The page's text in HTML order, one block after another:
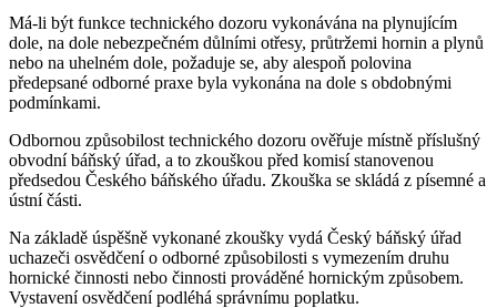
Má-li být funkce technického dozoru vykonávána na plynujícím
dole, na dole nebezpečném důlními otřesy, průtržemi hornin a plynů
nebo na uhelném dole, požaduje se, aby alespoň polovina
předepsané odborné praxe byla vykonána na dole s obdobnými
podmínkami.
Odbornou způsobilost technického dozoru ověřuje místně příslušný
obvodní báňský úřad, a to zkouškou před komisí stanovenou
předsedou Českého báňského úřadu. Zkouška se skládá z písemné a
ústní části.
Na základě úspěšně vykonané zkoušky vydá Český báňský úřad
uchazeči osvědčení o odborné způsobilosti s vymezením druhu
hornické činnosti nebo činnosti prováděné hornickým způsobem.
Vystavení osvědčení podléhá správnímu poplatku.